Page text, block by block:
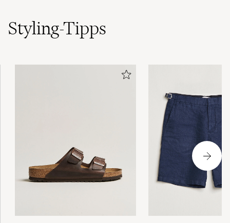
Styling-Tipps